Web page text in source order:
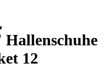
Hallenschuhe
12